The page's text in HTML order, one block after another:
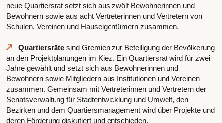
neue Quartiersrat setzt sich aus zwölf Bewohnerinnen und
Bewohnern sowie aus acht Vertreterinnen und Vertretern von
Schulen, Vereinen und Hauseigentümern zusammen.
Quartiersräte sind Gremien zur Beteiligung der Bevölkerung
an den Projektplanungen im Kiez. Ein Quartiersrat wird für zwei
Jahre gewählt und setzt sich aus Bewohnerinnen und
Bewohnern sowie Mitgliedern aus Institutionen und Vereinen
zusammen. Gemeinsam mit Vertreterinnen und Vertretern der
Senatsverwaltung für Stadtentwicklung und Umwelt, den
Bezirken und dem Quartiersmanagement wird über Projekte und
deren Förderung diskutiert und entschieden.